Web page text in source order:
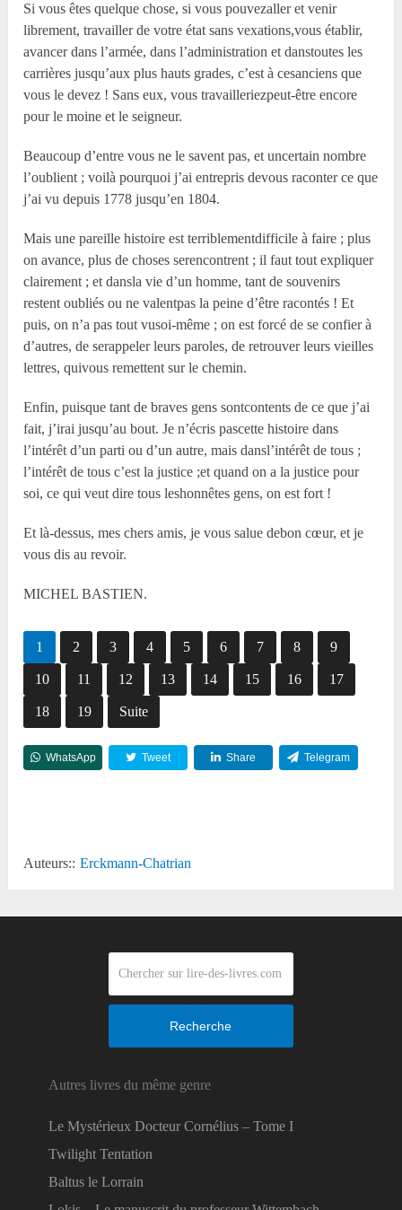
Si vous êtes quelque chose, si vous pouvezaller et venir
librement, travailler de votre état sans vexations,vous établir,
avancer dans l’armée, dans l’administration et danstoutes les
carrières jusqu’aux plus hauts grades, c’est à cesanciens que
vous le devez ! Sans eux, vous travailleriezpeut-être encore
pour le moine et le seigneur.
Beaucoup d’entre vous ne le savent pas, et uncertain nombre
l’oublient ; voilà pourquoi j’ai entrepris devous raconter ce que
j’ai vu depuis 1778 jusqu’en 1804.
Mais une pareille histoire est terriblementdifficile à faire ; plus
on avance, plus de choses serencontrent ; il faut tout expliquer
clairement ; et dansla vie d’un homme, tant de souvenirs
restent oubliés ou ne valentpas la peine d’être racontés ! Et
puis, on n’a pas tout vusoi-même ; on est forcé de se confier à
d’autres, de serappeler leurs paroles, de retrouver leurs vieilles
lettres, quivous remettent sur le chemin.
Enfin, puisque tant de braves gens sontcontents de ce que j’ai
fait, j’irai jusqu’au bout. Je n’écris pascette histoire dans
l’intérêt d’un parti ou d’un autre, mais dansl’intérêt de tous ;
l’intérêt de tous c’est la justice ;et quand on a la justice pour
soi, ce qui veut dire tous leshonnêtes gens, on est fort !
Et là-dessus, mes chers amis, je vous salue debon cœur, et je
vous dis au revoir.
MICHEL BASTIEN.
1 2 3 4 5 6 7 8 9
10 11 12 13 14 15 16 17
18 19 Suite
WhatsApp Tweet Share Telegram
Auteurs:: Erckmann-Chatrian
Recherche
Autres livres du même genre
Le Mystérieux Docteur Cornélius – Tome I
Twilight Tentation
Baltus le Lorrain